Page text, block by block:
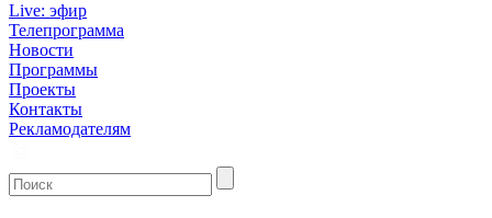
Live: эфир
Телепрограмма
Новости
Программы
Проекты
Контакты
Рекламодателям